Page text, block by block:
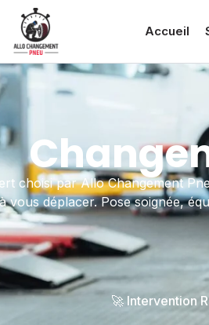
Accueil
choisi par Allo Changement
à vous déplacer. Pose soignée,
🚀 Intervention